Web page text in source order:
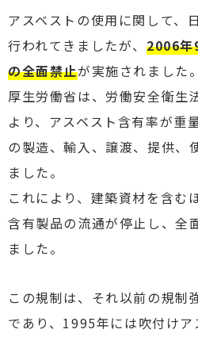
アスベストの使用に関して、
行われてきましたが、 2006年
の全面禁止が実施されました。
厚生労働省は、労働安全衛生
より、アスベスト含有率が重
の製造、輸入、譲渡、提供、
ました。
これにより、建築資材を含む
含有製品の流通が停止し、全
ました。
この規制は、それ以前の規制
であり、1995年には吹付けア